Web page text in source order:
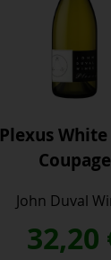
Plexus White
Coupage
John Duval
32,20